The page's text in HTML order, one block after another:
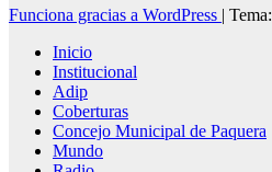
Funciona gracias a WordPress | Tema:
Inicio
Institucional
Adip
Coberturas
Concejo Municipal de Paquera
Mundo